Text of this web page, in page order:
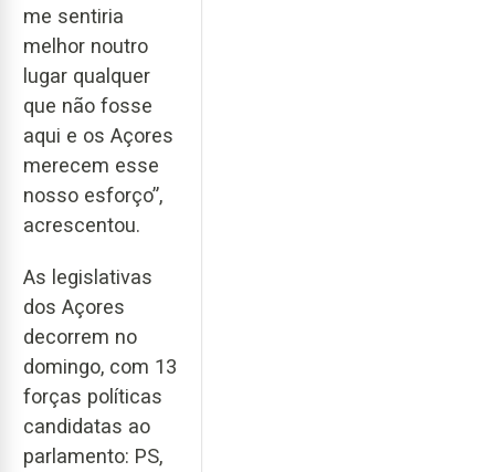
me sentiria
melhor noutro
lugar qualquer
que não fosse
aqui e os Açores
merecem esse
nosso esforço”,
acrescentou.
As legislativas
dos Açores
decorrem no
domingo, com 13
forças políticas
candidatas ao
parlamento: PS,